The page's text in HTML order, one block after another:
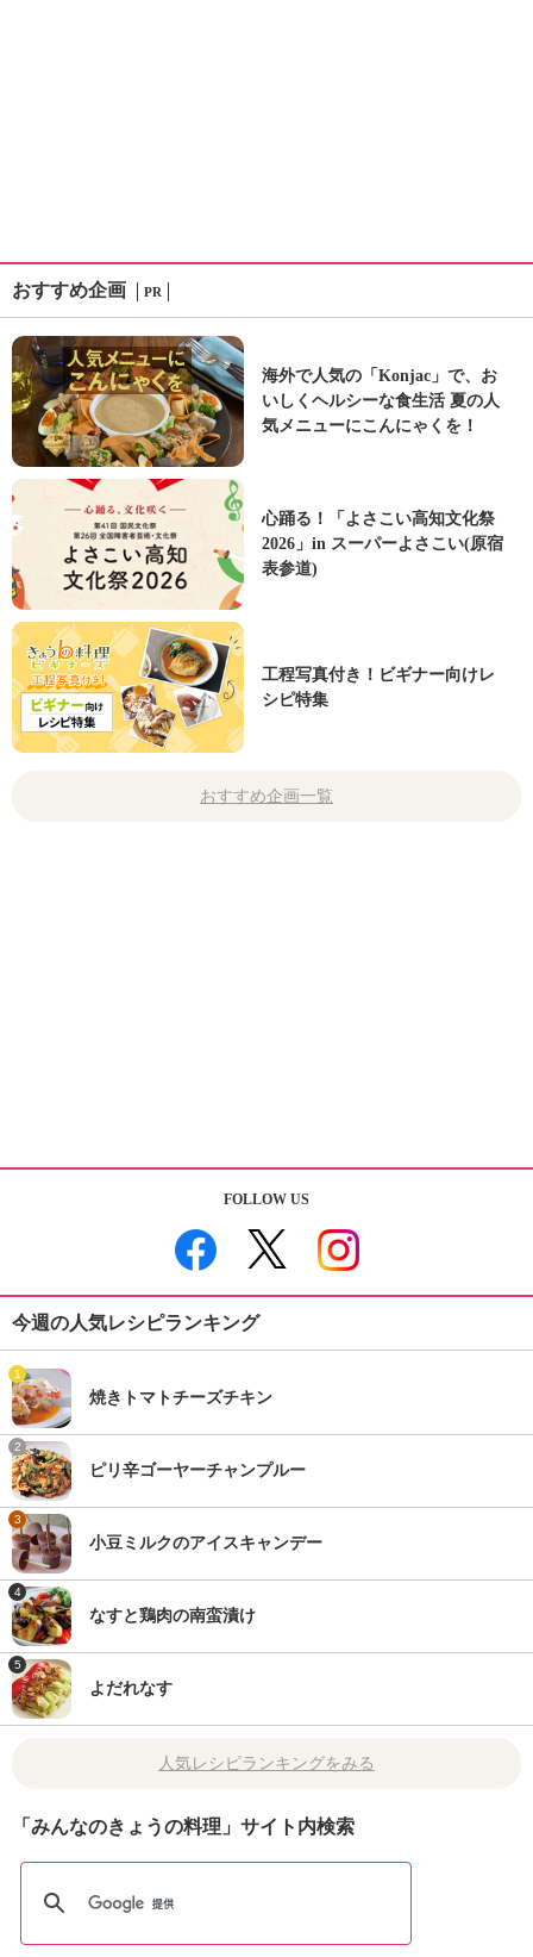
おすすめ企画 PR
海外で人気の「Konjac」で、お
いしくヘルシーな食生活 夏の人
気メニューにこんにゃくを！
心踊る！「よさこい高知文化祭
2026」in スーパーよさこい(原宿
表参道)
工程写真付き！ビギナー向けレ
シピ特集
おすすめ企画一覧
FOLLOW US
今週の人気レシピランキング
1
焼きトマトチーズチキン
2
ピリ辛ゴーヤーチャンプルー
3
小豆ミルクのアイスキャンデー
4
なすと鶏肉の南蛮漬け
5
よだれなす
人気レシピランキングをみる
「みんなのきょうの料理」サイト内検索